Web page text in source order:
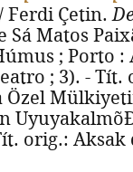
Ferdi Çetin.
Sá Matos
; Porto :
; 3). -
Özel
orig.: Aksak